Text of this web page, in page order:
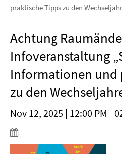
praktische Tipps zu den
Achtung
Infoveranstaltung
Informationen und
zu den
Nov 12, 2025 | 12:00 PM -